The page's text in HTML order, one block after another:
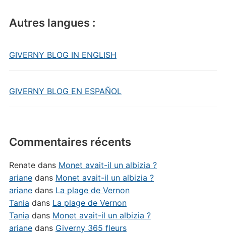
Autres langues :
GIVERNY BLOG IN ENGLISH
GIVERNY BLOG EN ESPAÑOL
Commentaires récents
Renatedans Monet avait-il un albizia ?
arianedans Monet avait-il un albizia ?
arianedans La plage de Vernon
Tania dans La plage de Vernon
Tania dans Monet avait-il un albizia ?
arianedans Giverny 365 fleurs